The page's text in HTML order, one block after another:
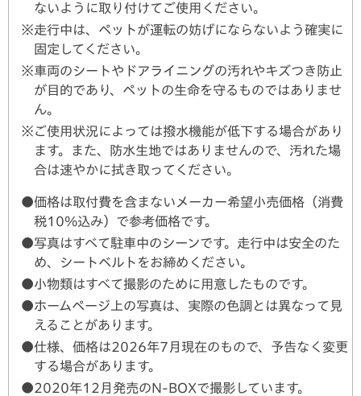
ないように取り付けてご使用ください。
※走行中は、ペットが運転の妨げにならないよう確実に
固定してください。
※車両のシートやドアライニングの汚れやキズつき防止
が目的であり、ペットの生命を守るものではありませ
ん。
※ご使用状況によっては撥水機能が低下する場合があり
ます。また、防水生地ではありませんので、汚れた場
合は速やかに拭き取ってください。
●価格は取付費を含まないメーカー希望小売価格（消費
税10％込み）で参考価格です。
●写真はすべて駐車中のシーンです。走行中は安全のた
め、シートベルトをお締めください。
●小物類はすべて撮影のために用意したものです。
●ホームページ上の写真は、実際の色調とは異なって見
えることがあります。
●仕様、価格は2026年7月 現在のもので、予告なく変更
する場合があります。
●2020年12月発売のN-BOXで撮影しています。